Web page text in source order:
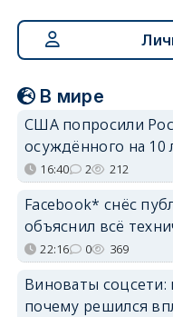
В мире
США попросили
осуждённого на 10
16:40 2 212
Facebook* снёс
объяснил всё
22:16 0 369
Виноваты соцсети:
почему решился